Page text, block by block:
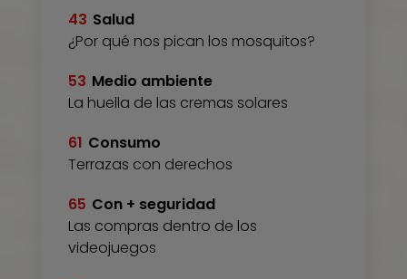
43 Salud
¿Por qué nos pican los mosquitos?
53 Medio ambiente
La huella de las cremas solares
61 Consumo
Terrazas con derechos
65 Con + seguridad
Las compras dentro de los
videojuegos